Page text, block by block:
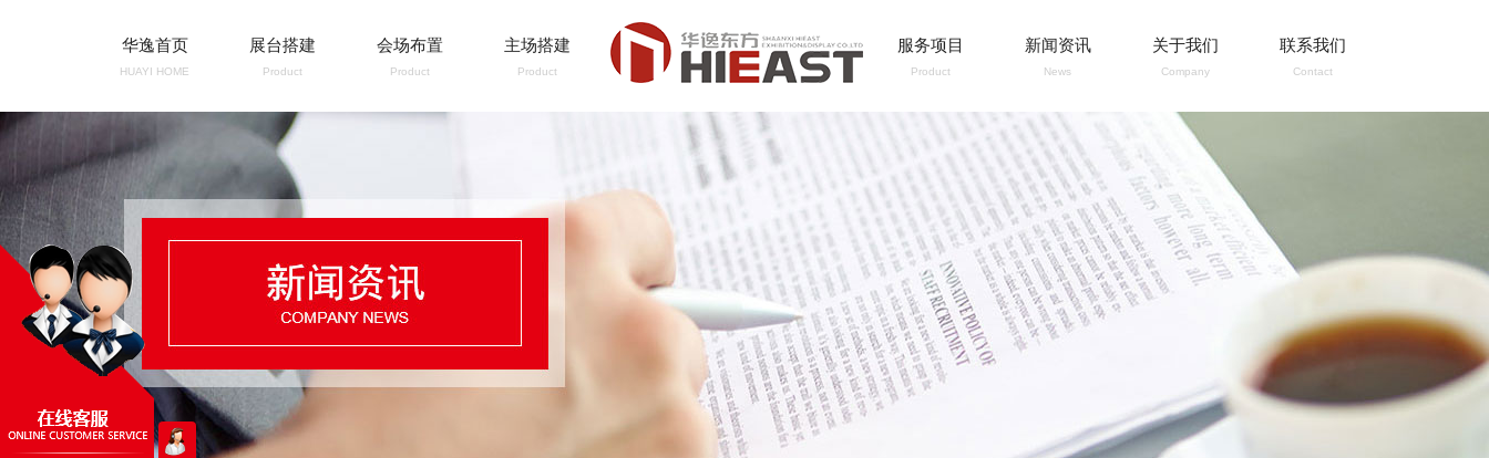
华逸首页
HUAYI HOME
展台搭建
Product
会场布置
Product
主场搭建
Product
服务项目
Product
新闻资讯
News
关于我们
Company
联系我们
Contact